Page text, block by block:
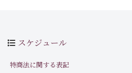
スケジュール
特商法に関する表記